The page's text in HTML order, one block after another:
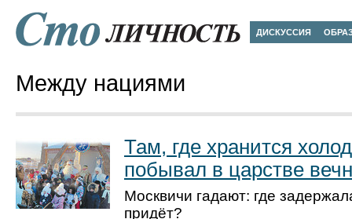
ДИСКУССИЯ
Между нациями
Там, где хранится
побывал в царстве
Москвичи гадают: где
придёт?